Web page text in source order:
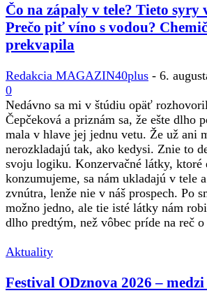
Čo na zápaly v tele? Tieto syry
Prečo piť víno s vodou?
prekvapila
Redakcia MAGAZIN40plus - 6.
0
Nedávno sa mi v štúdiu opäť
Čepčeková a priznám sa, že ešte dlho
mala v hlave jej jednu vetu. Že už ani
nerozkladajú tak, ako kedysi. Znie to
svoju logiku. Konzervačné látky, ktoré
konzumujeme, sa nám ukladajú v tele
zvnútra, lenže nie v náš prospech. Po
možno jedno, ale tie isté látky nám
dlho predtým, než vôbec príde na reč
Aktuality
Festival ODznova 2026 –